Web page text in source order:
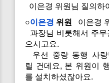
이은경 위원님 질의하
○이은경 위원
이은경
과장님 비롯해서 주
으시고요.
우선 중랑 동행 사랑
릴 건데요, 본 위원이
를 설치하셨잖아요.